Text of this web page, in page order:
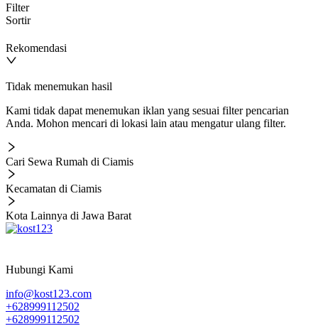
Filter
Sortir
Rekomendasi
Tidak menemukan hasil
Kami tidak dapat menemukan iklan yang sesuai filter pencarian
Anda. Mohon mencari di lokasi lain atau mengatur ulang filter.
Cari Sewa Rumah di Ciamis
Kecamatan di Ciamis
Kota Lainnya di Jawa Barat
Hubungi Kami
info@kost123.com
+628999112502
+628999112502